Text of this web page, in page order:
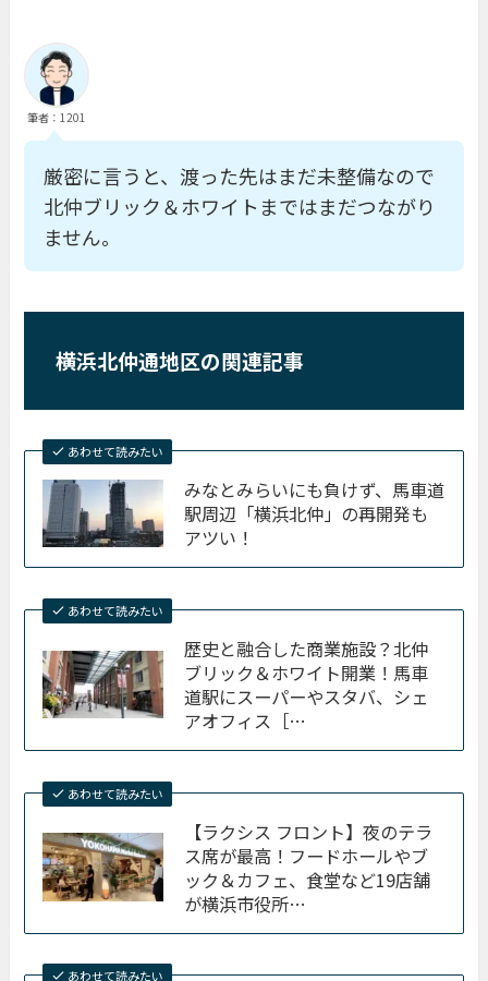
筆者：1201
厳密に言うと、渡った先はまだ未整備なので
北仲ブリック＆ホワイトまではまだつながり
ません。
横浜北仲通地区の関連記事
あわせて読みたい
みなとみらいにも負けず、馬車道
駅周辺「横浜北仲」の再開発も
アツい！
あわせて読みたい
歴史と融合した商業施設？北仲
ブリック＆ホワイト開業！馬車
道駅にスーパーやスタバ、シェ
アオフィス［…
あわせて読みたい
【ラクシス フロント】夜のテラ
ス席が最高！フードホールやブ
ック＆カフェ、食堂など19店舗
が横浜市役所…
あわせて読みたい